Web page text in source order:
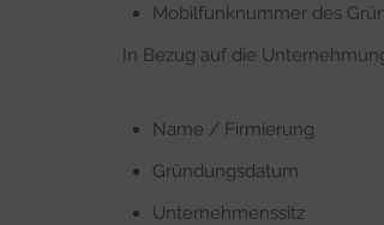
Mobilfunknummer des
In Bezug auf die
Name / Firmierung
Gründungsdatum
Unternehmenssitz